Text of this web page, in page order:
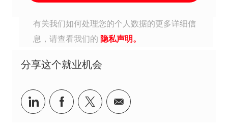
有关我们如何处理您的个人数据的更多详细信
息，请查看我们的 隐私声明。
分享这个就业机会
分享到Linkedin
分享到Facebook
分享到Twitter
分享到电子邮件